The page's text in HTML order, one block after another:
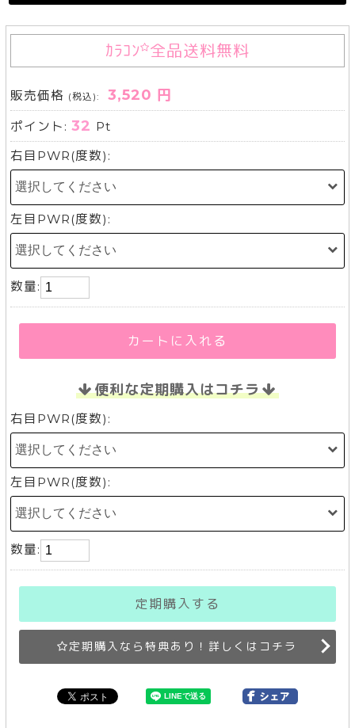
ｶﾗｺﾝ 全品送料無料
販売価格 (税込): 3,520 円
ポイント:32 Pt
右目PWR(度数):
左目PWR(度数):
数量:
カートに入れる
便利な定期購入はコチラ
右目PWR(度数):
左目PWR(度数):
数量:
定期購入する
定期購入なら特典あり！詳しくはコチラ